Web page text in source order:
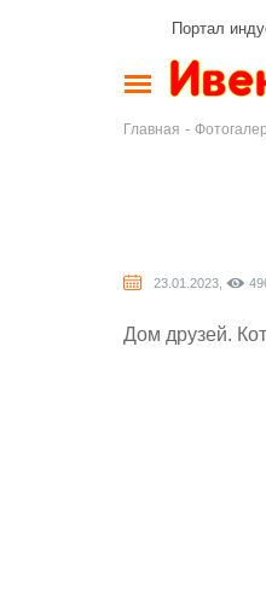
Портал
Главная -
23.01.2023,
Дом друзей.